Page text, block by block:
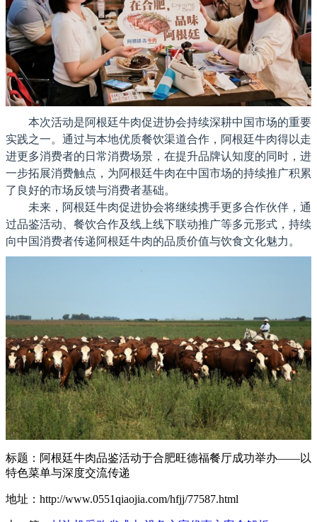
本次活动是阿根廷牛肉促进协会持续深耕中国市场的重要
实践之一。通过与本地优质餐饮渠道合作，阿根廷牛肉得以走
进更多消费者的日常消费场景，在提升品牌认知度的同时，进
一步拓展消费触点，为阿根廷牛肉在中国市场的持续推广积累
了良好的市场反馈与消费者基础。
未来，阿根廷牛肉促进协会将继续携手更多合作伙伴，通
过品鉴活动、餐饮合作及线上线下联动推广等多元形式，持续
向中国消费者传递阿根廷牛肉的品质价值与饮食文化魅力。
标题：阿根廷牛肉品鉴活动于合肥旺德福餐厅成功举办——以
特色菜单与深度交流传递
地址：http://www.0551qiaojia.com/hfjj/77587.html